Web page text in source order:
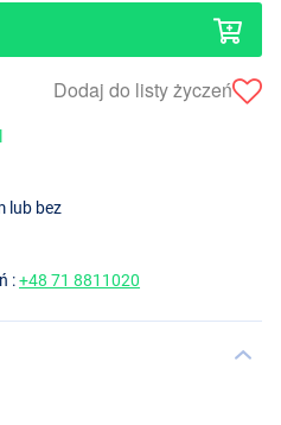
Dodaj do listy życzeń
lub bez
:+48 71 8811020